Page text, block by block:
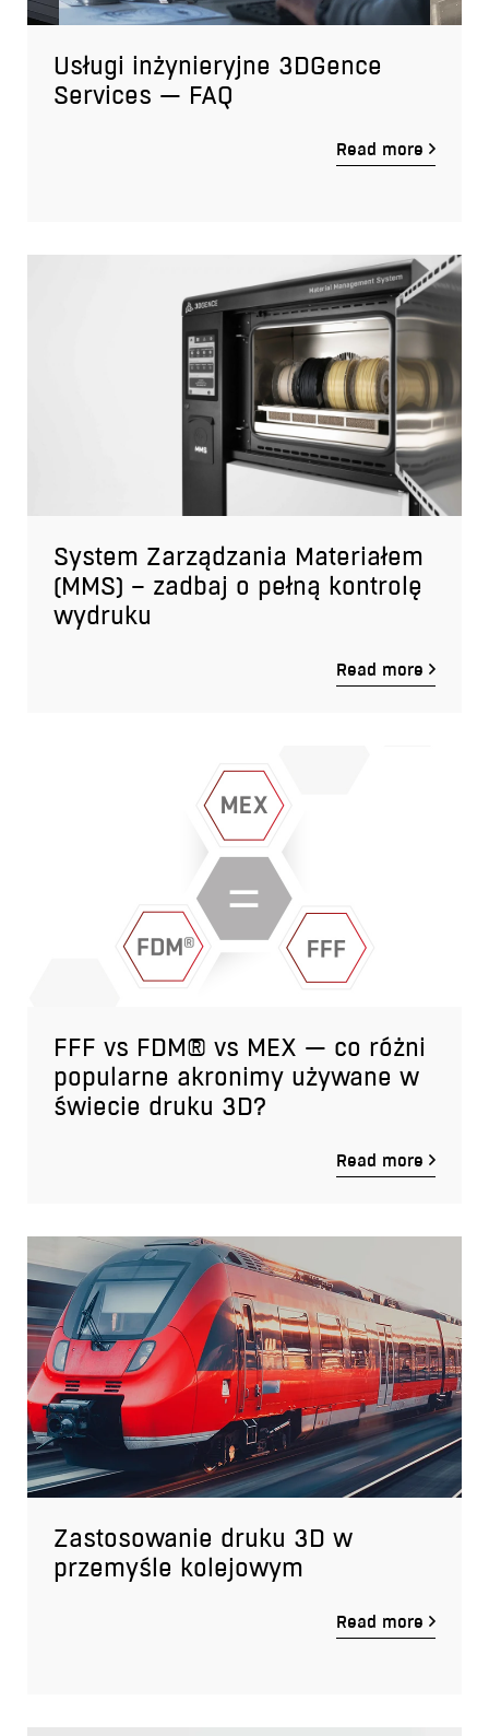
Usługi inżynieryjne 3DGence
Services — FAQ
Read more
System Zarządzania Materiałem
(MMS) – zadbaj o pełną kontrolę
wydruku
Read more
FFF vs FDM® vs MEX — co różni
popularne akronimy używane w
świecie druku 3D?
Read more
Zastosowanie druku 3D w
przemyśle kolejowym
Read more